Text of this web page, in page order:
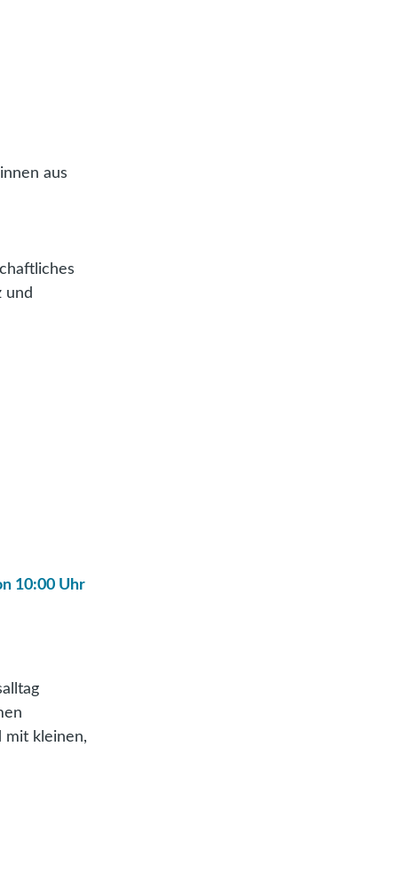
aus
und
10:00 Uhr
mit kleinen,